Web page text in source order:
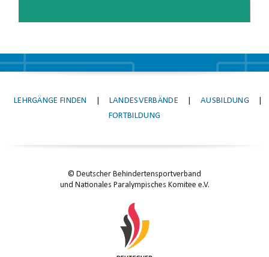
LEHRGÄNGE FINDEN LANDESVERBÄNDE AUSBILDUNG
FORTBILDUNG
© Deutscher Behindertensportverband
und Nationales Paralympisches Komitee e.V.